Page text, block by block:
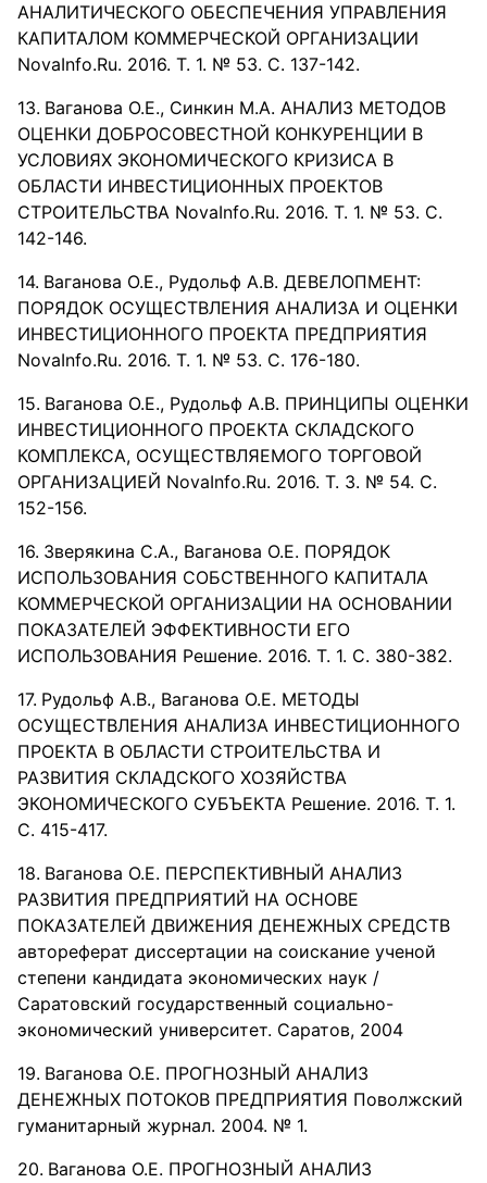
АНАЛИТИЧЕСКОГО ОБЕСПЕЧЕНИЯ УПРАВЛЕНИЯ
КАПИТАЛОМ КОММЕРЧЕСКОЙ ОРГАНИЗАЦИИ
NovaInfo.Ru. 2016. Т. 1. № 53. С. 137-142.
Ваганова О.Е., Синкин М.А. АНАЛИЗ МЕТОДОВ
ОЦЕНКИ ДОБРОСОВЕСТНОЙ КОНКУРЕНЦИИ В
УСЛОВИЯХ ЭКОНОМИЧЕСКОГО КРИЗИСА В
ОБЛАСТИ ИНВЕСТИЦИОННЫХ ПРОЕКТОВ
СТРОИТЕЛЬСТВА NovaInfo.Ru. 2016. Т. 1. № 53. С.
142-146.
Ваганова О.Е., Рудольф А.В. ДЕВЕЛОПМЕНТ:
ПОРЯДОК ОСУЩЕСТВЛЕНИЯ АНАЛИЗА И ОЦЕНКИ
ИНВЕСТИЦИОННОГО ПРОЕКТА ПРЕДПРИЯТИЯ
NovaInfo.Ru. 2016. Т. 1. № 53. С. 176-180.
Ваганова О.Е., Рудольф А.В. ПРИНЦИПЫ ОЦЕНКИ
ИНВЕСТИЦИОННОГО ПРОЕКТА СКЛАДСКОГО
КОМПЛЕКСА, ОСУЩЕСТВЛЯЕМОГО ТОРГОВОЙ
ОРГАНИЗАЦИЕЙ NovaInfo.Ru. 2016. Т. 3. № 54. С.
152-156.
Зверякина С.А., Ваганова О.Е. ПОРЯДОК
ИСПОЛЬЗОВАНИЯ СОБСТВЕННОГО КАПИТАЛА
КОММЕРЧЕСКОЙ ОРГАНИЗАЦИИ НА ОСНОВАНИИ
ПОКАЗАТЕЛЕЙ ЭФФЕКТИВНОСТИ ЕГО
ИСПОЛЬЗОВАНИЯ Решение. 2016. Т. 1. С. 380-382.
Рудольф А.В., Ваганова О.Е. МЕТОДЫ
ОСУЩЕСТВЛЕНИЯ АНАЛИЗА ИНВЕСТИЦИОННОГО
ПРОЕКТА В ОБЛАСТИ СТРОИТЕЛЬСТВА И
РАЗВИТИЯ СКЛАДСКОГО ХОЗЯЙСТВА
ЭКОНОМИЧЕСКОГО СУБЪЕКТА Решение. 2016. Т. 1.
С. 415-417.
Ваганова О.Е. ПЕРСПЕКТИВНЫЙ АНАЛИЗ
РАЗВИТИЯ ПРЕДПРИЯТИЙ НА ОСНОВЕ
ПОКАЗАТЕЛЕЙ ДВИЖЕНИЯ ДЕНЕЖНЫХ СРЕДСТВ
автореферат диссертации на соискание ученой
степени кандидата экономических наук /
Саратовский государственный социально-
экономический университет. Саратов, 2004
Ваганова О.Е. ПРОГНОЗНЫЙ АНАЛИЗ
ДЕНЕЖНЫХ ПОТОКОВ ПРЕДПРИЯТИЯ Поволжский
гуманитарный журнал. 2004. № 1.
Ваганова О.Е. ПРОГНОЗНЫЙ АНАЛИЗ